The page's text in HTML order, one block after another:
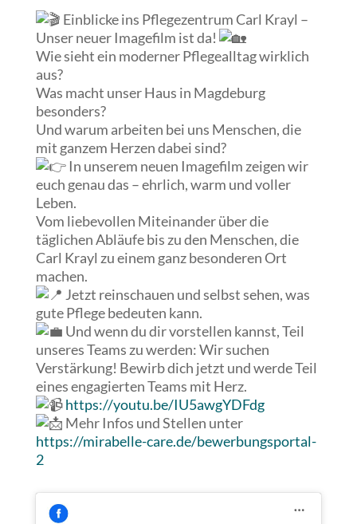
Einblicke ins Pflegezentrum Carl Krayl –
Unser neuer Imagefilm ist da!
Wiesieht ein moderner Pflegealltag wirklich
aus?
Was macht unser Haus in Magdeburg
besonders?
Und warum arbeiten bei uns Menschen, die
mit ganzem Herzen dabei sind?
In unserem neuen Imagefilm zeigen wir
euch genau das – ehrlich, warm und voller
Leben.
Vom liebevollen Miteinander über die
täglichen Abläufe bis zu den Menschen, die
Carl Krayl zu einem ganz besonderen Ort
machen.
Jetzt reinschauen und selbst sehen, was
gute Pflege bedeuten kann.
Und wenn du dir vorstellen kannst, Teil
unseres Teams zu werden: Wir suchen
Verstärkung! Bewirb dich jetzt und werde Teil
eines engagierten Teams mit Herz.
https://youtu.be/IU5awgYDFdg
Mehr Infos und Stellen unter
https://mirabelle-care.de/bewerbungsportal-
2